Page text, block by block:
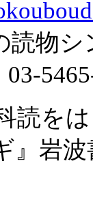
シン
読を
』岩